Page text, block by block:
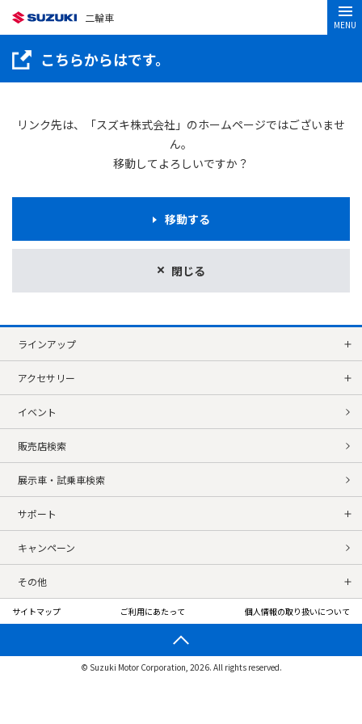
二輪車
MENU
こちらからはです。
リンク先は、「スズキ株式会社」のホームページではございませ
ん。
移動してよろしいですか？
閉じる
移動する
ラインアップ
アクセサリー
イベント
販売店検索
展示車・試乗車検索
サポート
キャンペーン
その他
サイトマップ ご利用にあたって 個人情報の取り扱いについて
© Suzuki Motor Corporation, 2026. All rights reserved.